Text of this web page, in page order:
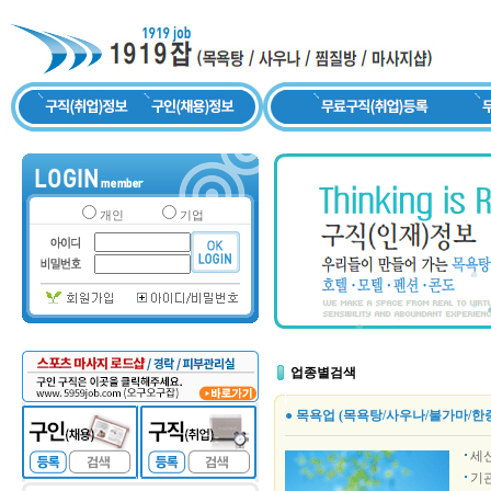
개인 기업
업종별검색
● 목욕업 (목욕탕/사우나/불가마/한
세
기